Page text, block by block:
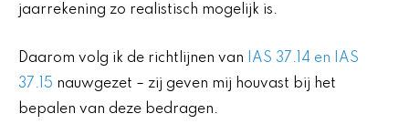
jaarrekening zo realistisch mogelijk is.
Daarom volg ik de richtlijnen van
IAS 37.14 en IAS
37.15 nauwgezet – zij geven mij houvast bij het
bepalen van deze bedragen.